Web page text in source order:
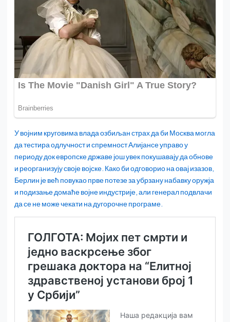
У војним круговима влада озбиљан страх да би Москва могла
да тестира одлучност и спремност Алијансе управо у
периоду док европске државе још увек покушавају да обнове
и реорганизују своје војске. Како би одговорио на овај изазов,
Берлин је већ повукао прве потезе за убрзану набавку оружја
и подизање домаће војне индустрије, али генерал подвлачи
да се не може чекати на дугорочне програме.